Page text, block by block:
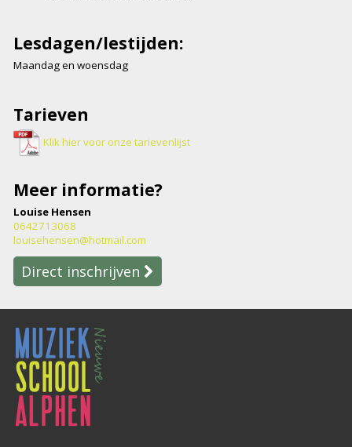
Lesdagen/lestijden:
Maandag en woensdag
Tarieven
Klik hier voor onze tarievenlijst
Meer informatie?
Louise Hensen
0642713068
louisehensen@hotmail.com
Direct inschrijven